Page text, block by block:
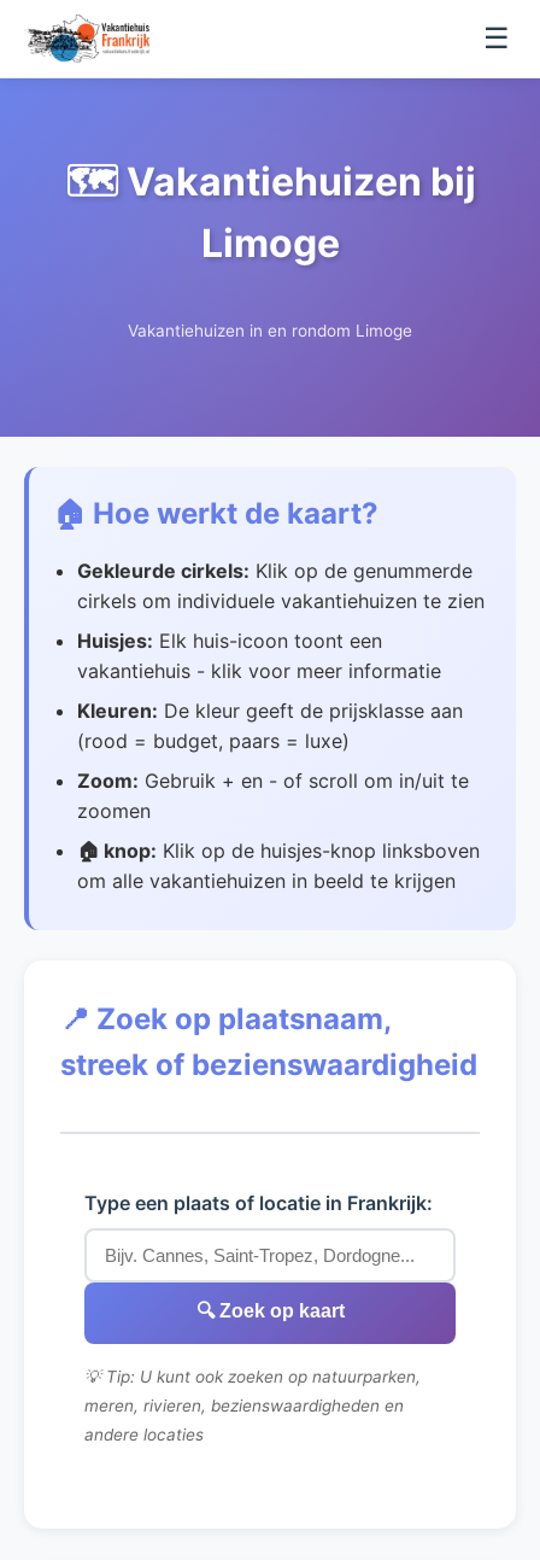
☰
🗺️ Vakantiehuizen bij
Limoge
Vakantiehuizen in en rondom Limoge
🏠 Hoe werkt de kaart?
Gekleurde cirkels: Klik op de genummerde
cirkels om individuele vakantiehuizen te zien
Huisjes: Elk huis-icoon toont een
vakantiehuis - klik voor meer informatie
Kleuren: De kleur geeft de prijsklasse aan
(rood = budget, paars = luxe)
Zoom: Gebruik + en - of scroll om in/uit te
zoomen
🏠 knop: Klik op de huisjes-knop linksboven
om alle vakantiehuizen in beeld te krijgen
📍 Zoek op plaatsnaam,
streek of bezienswaardigheid
Type een plaats of locatie in Frankrijk:
🔍 Zoek op kaart
💡 Tip: U kunt ook zoeken op natuurparken,
meren, rivieren, bezienswaardigheden en
andere locaties